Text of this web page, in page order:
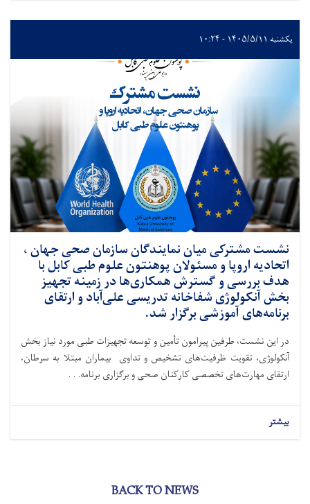
یکشنبه ۱۴۰۵/۵/۱۱ - ۱۰:۲۴
نشست مشترکی میان نمایندگان سازمان صحی جهان ،
اتحادیه اروپا و مسئولان پوهنتون علوم طبی کابل با
هدف بررسی و گسترش همکاری‌ها در زمینه تجهیز
بخش آنکولوژی شفاخانه تدریسی علی‌آباد و ارتقای
برنامه‌های آموزشی برگزار شد.
در این نشست، طرفین پیرامون تأمین و توسعه تجهیزات طبی مورد نیاز بخش
آنکولوژی، تقویت ظرفیت‌های تشخیص و تداوی بیماران مبتلا به سرطان،
ارتقای مهارت‌های تخصصی کارکنان صحی و برگزاری برنامه. . .
بیشتر
BACK TO NEWS